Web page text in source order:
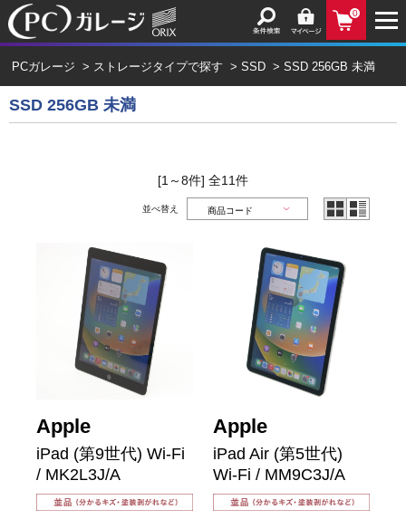
0
PCガレージ > ストレージタイプで探す >SSD >SSD 256GB 未満
SSD 256GB 未満
[1～8件] 全11件
並べ替え
Apple
iPad (第9世代) Wi-Fi
/ MK2L3J/A
Apple
iPad Air (第5世代)
Wi-Fi / MM9C3J/A